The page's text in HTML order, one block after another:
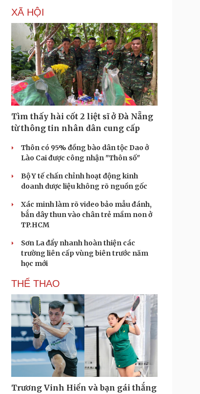
XÃ HỘI
Tìm thấy hài cốt 2 liệt sĩ ở Đà Nẵng
từ thông tin nhân dân cung cấp
Thôn có 95% đồng bào dân tộc Dao ở
Lào Cai được công nhận "Thôn số"
Bộ Y tế chấn chỉnh hoạt động kinh
doanh dược liệu không rõ nguồn gốc
Xác minh làm rõ video bảo mẫu đánh,
bắn dây thun vào chân trẻ mầm non ở
TP.HCM
Sơn La đẩy nhanh hoàn thiện các
trường liên cấp vùng biên trước năm
học mới
THỂ THAO
Trương Vinh Hiển và bạn gái thắng